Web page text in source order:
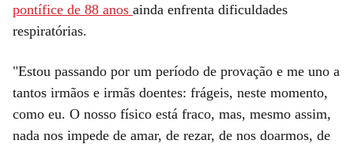
pontífice de 88 anos ainda enfrenta dificuldades
respiratórias.
"Estou passando por um período de provação e me uno a
tantos irmãos e irmãs doentes: frágeis, neste momento,
como eu. O nosso físico está fraco, mas, mesmo assim,
nada nos impede de amar, de rezar, de nos doarmos, de